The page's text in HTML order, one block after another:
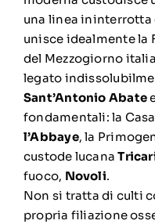
una linea ininterrotta
unisce idealmente la
del Mezzogiorno
legato
Sant’Antonio Abate
fondamentali: la
l’Abbaye, la
custode lucana
fuoco, Novoli.
Non si tratta di culti
propria filiazione